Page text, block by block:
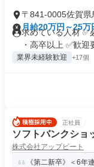
〒841-0005佐賀県
月給20万円～25万
求めている人材 ✅
・高卒以上 ✅歓迎
業界未経験歓迎 +17個
正社員
ソフトバンクショ
株式会社アップビート
《第二新卒》＜6年